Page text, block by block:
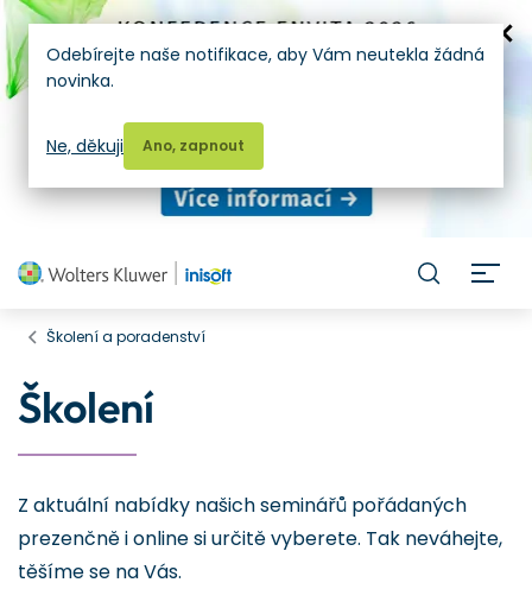
Školení a poradenství
Školení
Z aktuální nabídky našich seminářů pořádaných
prezenčně i online si určitě vyberete. Tak neváhejte,
těšíme se na Vás.
Odebírejte naše notifikace, aby Vám neutekla žádná
novinka.
Ano, zapnout
Ne, děkuji